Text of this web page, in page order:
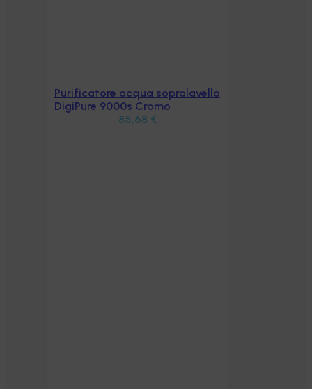
Aggiungi al carrello
Purificatore acqua sopralavello
DigiPure 9000s Cromo
85,68 €